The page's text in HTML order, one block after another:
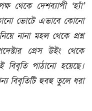
থেকে দেশব্যাপী ‘হ্যাঁ’
ভোটে এভাবে কোনো
নানা মহল থেকে প্রশ্ন
প্রেস উইং থেকে
বিবৃতি পাঠানো হয়েছে।
বিবৃতিটি হুবহু তুলে ধরা